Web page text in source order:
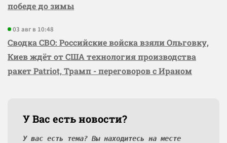
победе до зимы
03 авг в 10:48
Сводка СВО: Российские войска взяли Ольговку,
Киев ждёт от США технология производства
ракет Patriot, Трамп - переговоров с Ираном
У Вас есть новости?
У вас есть тема? Вы находитесь на месте